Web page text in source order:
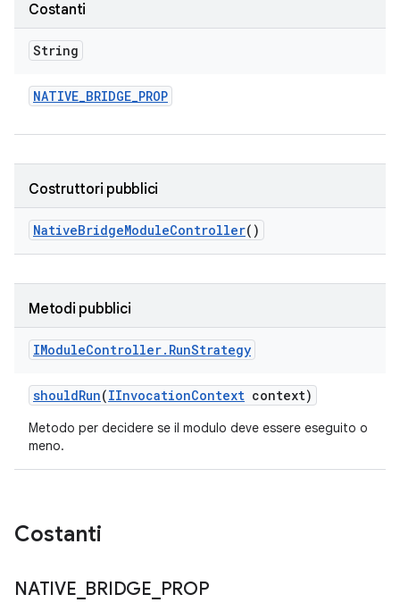
Costanti
String
NATIVE_BRIDGE_PROP
Costruttori pubblici
NativeBridgeModuleController()
Metodi pubblici
IModuleController. RunStrategy
shouldRun(IInvocationContext context)
Metodo per decidere se il modulo deve essere eseguito o
meno.
Costanti
NATIVE BRIDGE PROP